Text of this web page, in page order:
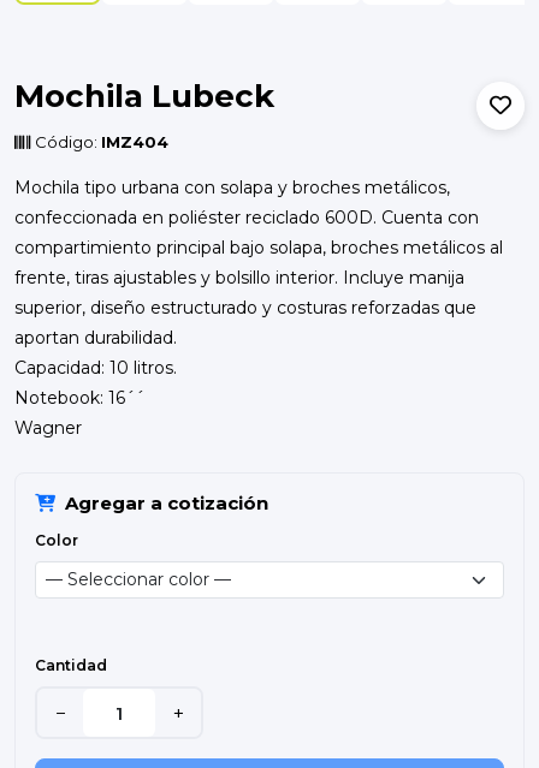
Mochila Lubeck
Código: IMZ404
Mochila tipo urbana con solapa y broches metálicos,
confeccionada en poliéster reciclado 600D. Cuenta con
compartimiento principal bajo solapa, broches metálicos al
frente, tiras ajustables y bolsillo interior. Incluye manija
superior, diseño estructurado y costuras reforzadas que
aportan durabilidad.
Capacidad: 10 litros.
Notebook: 16´´
Wagner
Agregar a cotización
Color
Cantidad
− +